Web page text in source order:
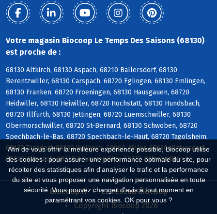
Afin de vous offrir la meilleure expérience possible, Biocoop utilise
des cookies : pour assurer une performance optimale du site, pour
récolter des statistiques afin d'analyser le trafic et la performance
du site et vous proposer une navigation personnalisée en toute
sécurité. Vous pouvez changer d'avis à tout moment en
paramétrant vos cookies. OK pour vous ?
Votre magasin Biocoop Le Temps Des Saisons (68130)
est proche de :
68130 Altkirch, 68130 Aspach, 68210 Ballersdorf, 68130
Berentzwiller, 68130 Carspach, 68720 Eglingen, 68130 Emlingen,
68130 Franken, 68720 Froeningen, 68130 Hausgauen, 68720
Heidwiller, 68130 Heiwiller, 68720 Hochstatt, 68130 Hundsbach,
68720 Illfurth, 68130 Jettingen, 68720 Luemschwiller, 68130
Obermorschwiller, 68720 St-Bernard, 68130 Schwoben, 68720
Spechbach-le-Bas, 68720 Spechbach-le-Haut, 68720 Tagolsheim,
68130 Tagsdorf, 68130 Walheim, 68960 Willer, 68130 Wittersdorf,
68210 Altenach, 68210 Ammerzwiller, 68210 Balschwiller
Biocoop.fr
Le réseau Biocoop
Copyright Biocoop 2026